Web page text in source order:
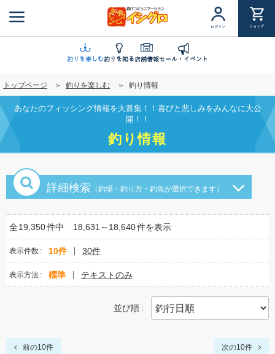
ン
に
移
動
ログイン ショップ
釣りを楽しむ釣りを知る店舗情報セール・イベント
トップページ 釣りを楽しむ 釣り情報
あなたのフィッシング情報を大募集！！喜びと悲しみをみんなに大公
開！！
釣り情報
詳細検索 （釣場・釣り方・釣魚が選択できます）
全19,350件中 18,631～18,640件を表示
表示件数 10件 30件
表示方法 標準 テキストのみ
並び順
前の10件 次の10件